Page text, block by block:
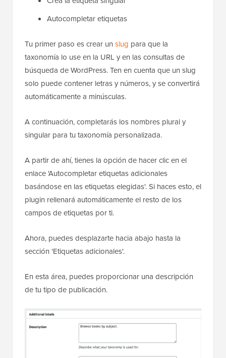
Autocompletar etiquetas
Tu primer paso es crear un slug para que la
taxonomía lo use en la URL y en las consultas de
búsqueda de WordPress. Ten en cuenta que un slug
solo puede contener letras y números, y se convertirá
automáticamente a minúsculas.
A continuación, completarás los nombres plural y
singular para tu taxonomía personalizada.
A partir de ahí, tienes la opción de hacer clic en el
enlace 'Autocompletar etiquetas adicionales
basándose en las etiquetas elegidas'. Si haces esto, el
plugin rellenará automáticamente el resto de los
campos de etiquetas por ti.
Ahora, puedes desplazarte hacia abajo hasta la
sección 'Etiquetas adicionales'.
En esta área, puedes proporcionar una descripción
de tu tipo de publicación.